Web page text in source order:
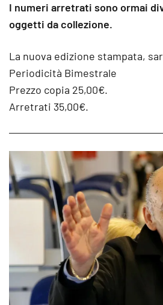
I numeri arretrati sono ormai
oggetti da collezione.
La nuova edizione stampata,
Periodicità Bimestrale
Prezzo copia 25,00€.
Arretrati 35,00€.